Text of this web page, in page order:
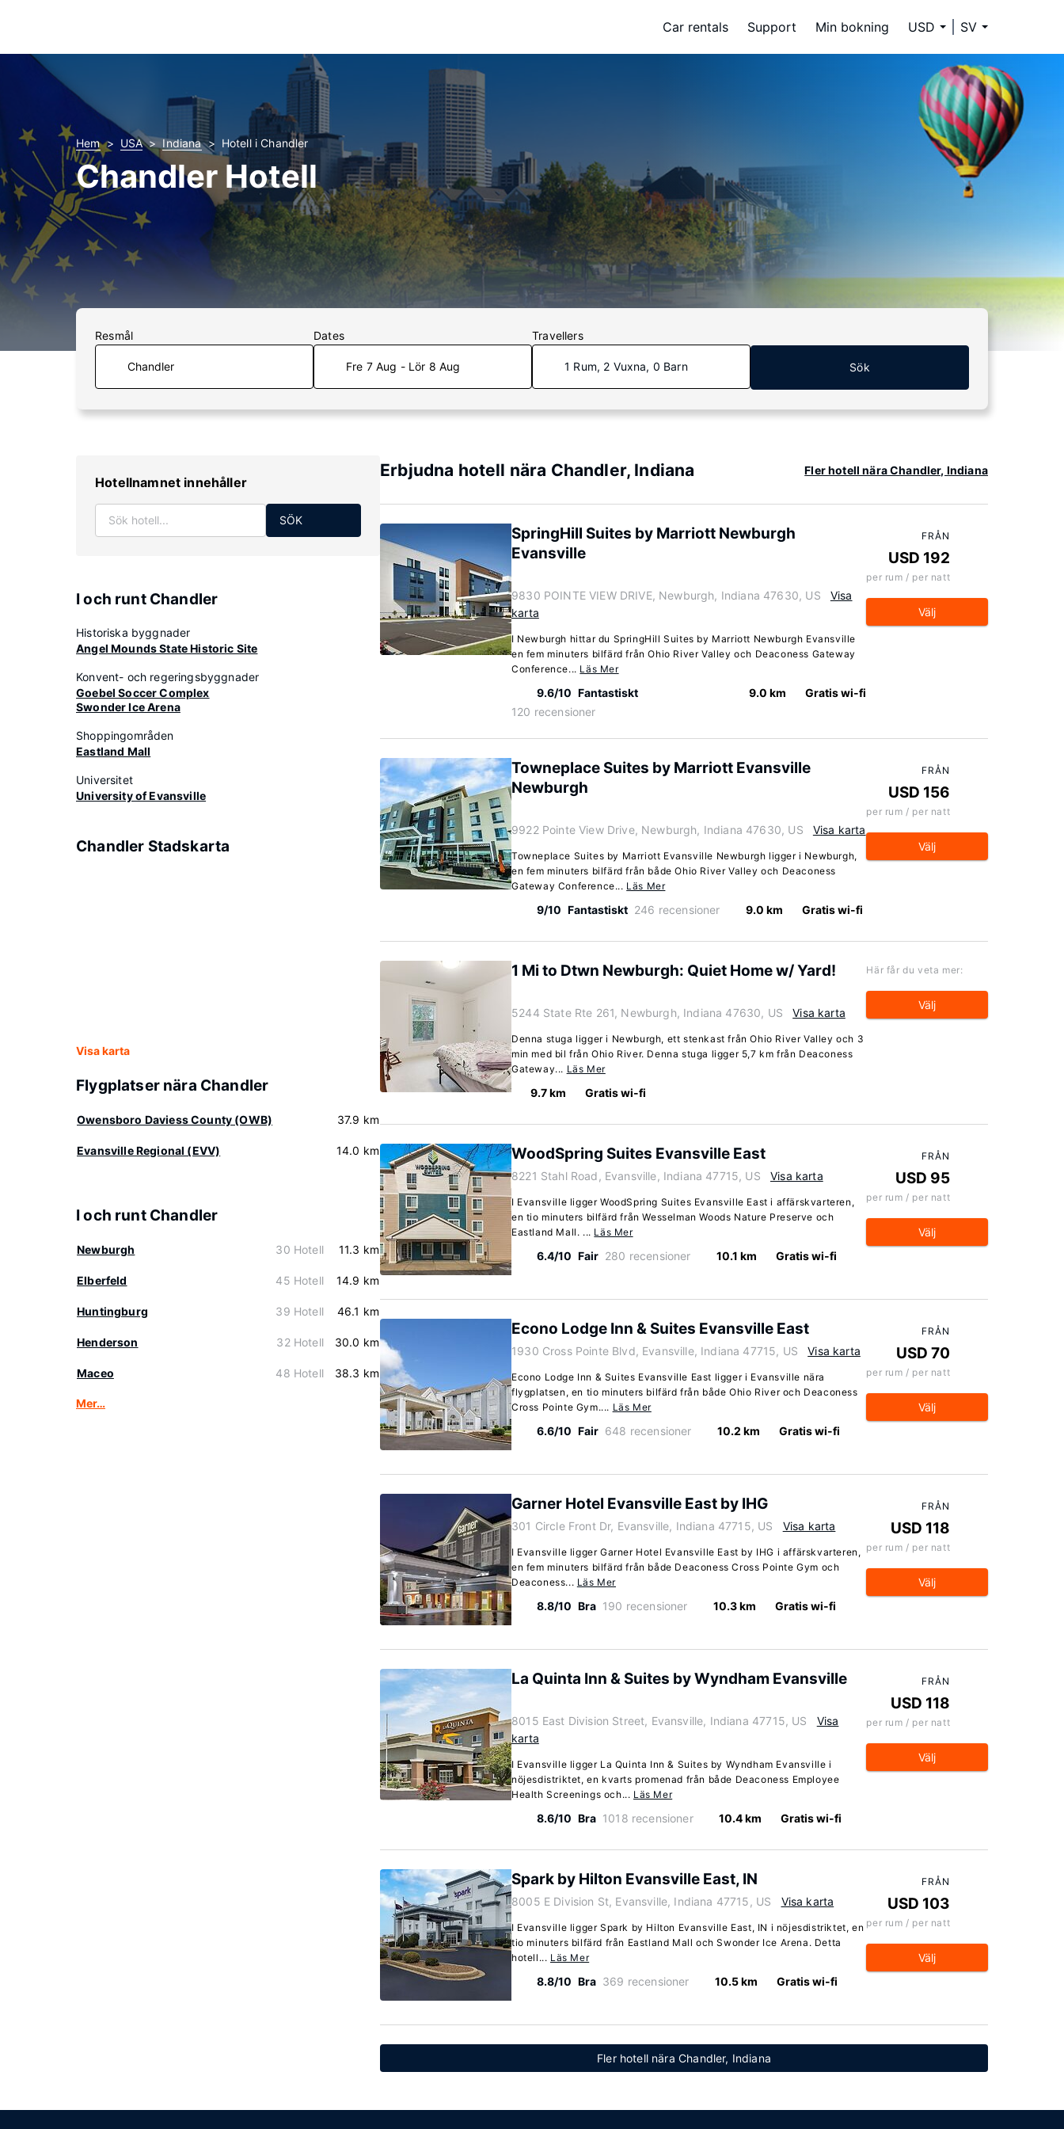
Car rentals Support Min bokning USD SV
Hem USA Indiana Hotell i Chandler
Chandler Hotell
Resmål Dates
Fre 7 Aug - Lör 8 Aug
Travellers
1 Rum, 2 Vuxna, 0 Barn Sök
Hotellnamnet innehåller
SÖK
I och runt Chandler
Historiska byggnader
Angel Mounds State Historic Site
Konvent- och regeringsbyggnader
Goebel Soccer Complex
Swonder Ice Arena
Shoppingområden
Eastland Mall
Universitet
University of Evansville
Chandler Stadskarta
Visa karta
Flygplatser nära Chandler
Owensboro Daviess County (OWB) 37.9 km
Evansville Regional (EVV) 14.0 km
I och runt Chandler
Newburgh 30 Hotell 11.3 km
Elberfeld 45 Hotell 14.9 km
Huntingburg 39 Hotell 46.1 km
Henderson 32 Hotell 30.0 km
Maceo 48 Hotell 38.3 km
Mer…
Erbjudna hotell nära Chandler, Indiana Fler hotell nära Chandler, Indiana
SpringHill Suites by Marriott Newburgh
Evansville
9830 POINTE VIEW DRIVE, Newburgh, Indiana 47630, US
Visa
karta
I Newburgh hittar du SpringHill Suites by Marriott Newburgh Evansville
en fem minuters bilfärd från Ohio River Valley och Deaconess Gateway
Conference... Läs Mer
9.6/10 Fantastiskt
120 recensioner
9.0 km Gratis wi-fi
FRÅN
USD 192
per rum / per natt
Välj
Towneplace Suites by Marriott Evansville
Newburgh
9922 Pointe View Drive, Newburgh, Indiana 47630, US Visa karta
Towneplace Suites by Marriott Evansville Newburgh ligger i Newburgh,
en fem minuters bilfärd från både Ohio River Valley och Deaconess
Gateway Conference... Läs Mer
9/10 Fantastiskt 246 recensioner 9.0 km Gratis wi-fi
FRÅN
USD 156
per rum / per natt
Välj
1 Mi to Dtwn Newburgh: Quiet Home w/ Yard!
5244 State Rte 261, Newburgh, Indiana 47630, US Visa karta
Denna stuga ligger i Newburgh, ett stenkast från Ohio River Valley och 3
min med bil från Ohio River. Denna stuga ligger 5,7 km från Deaconess
Gateway... Läs Mer
9.7 km Gratis wi-fi
Här får du veta mer:
Välj
WoodSpring Suites Evansville East
8221 Stahl Road, Evansville, Indiana 47715, US Visa karta
I Evansville ligger WoodSpring Suites Evansville East i affärskvarteren,
en tio minuters bilfärd från Wesselman Woods Nature Preserve och
Eastland Mall. ... Läs Mer
6.4/10 Fair 280 recensioner 10.1 km Gratis wi-fi
FRÅN
USD 95
per rum / per natt
Välj
Econo Lodge Inn & Suites Evansville East
1930 Cross Pointe Blvd, Evansville, Indiana 47715, US Visa karta
Econo Lodge Inn & Suites Evansville East ligger i Evansville nära
flygplatsen, en tio minuters bilfärd från både Ohio River och Deaconess
Cross Pointe Gym.... Läs Mer
6.6/10 Fair 648 recensioner 10.2 km Gratis wi-fi
FRÅN
USD 70
per rum / per natt
Välj
Garner Hotel Evansville East by IHG
301 Circle Front Dr, Evansville, Indiana 47715, US Visa karta
I Evansville ligger Garner Hotel Evansville East by IHG i affärskvarteren,
en fem minuters bilfärd från både Deaconess Cross Pointe Gym och
Deaconess... Läs Mer
8.8/10 Bra 190 recensioner 10.3 km Gratis wi-fi
FRÅN
USD 118
per rum / per natt
Välj
La Quinta Inn & Suites by Wyndham Evansville
8015 East Division Street, Evansville, Indiana 47715, US
Visa
karta
I Evansville ligger La Quinta Inn & Suites by Wyndham Evansville i
nöjesdistriktet, en kvarts promenad från både Deaconess Employee
Health Screenings och... Läs Mer
8.6/10 Bra 1018 recensioner 10.4 km Gratis wi-fi
FRÅN
USD 118
per rum / per natt
Välj
Spark by Hilton Evansville East, IN
8005 E Division St, Evansville, Indiana 47715, US Visa karta
I Evansville ligger Spark by Hilton Evansville East, IN i nöjesdistriktet, en
tio minuters bilfärd från Eastland Mall och Swonder Ice Arena. Detta
hotell... Läs Mer
8.8/10 Bra 369 recensioner 10.5 km Gratis wi-fi
FRÅN
USD 103
per rum / per natt
Välj
Fler hotell nära Chandler, Indiana